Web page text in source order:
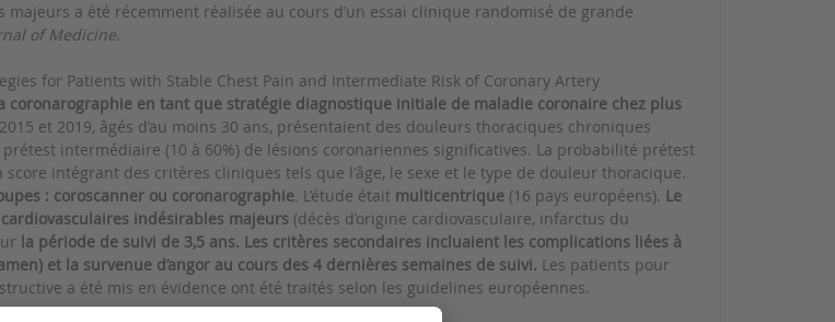
a été récemment réalisée au cours d’un essai clinique randomisé de grande
of Medicine.
for Patients with Stable Chest Pain and Intermediate Risk of Coronary Artery
coronarographie en tant que stratégie diagnostique initiale de maladie coronaire chez plus
et 2019, âgés d’au moins 30 ans, présentaient des douleurs thoraciques chroniques
intermédiaire (10 à 60%) de lésions coronariennes significatives. La probabilité prétest
intégrant des critères cliniques tels que l'âge, le sexe et le type de douleur thoracique.
: coroscanner ou coronarographie. L’étude était multicentrique (16 pays européens). Le
indésirables majeurs (décès d’origine cardiovasculaire, infarctus du
la période de suivi de 3,5 ans. Les critères secondaires incluaient les complications liées à
et la survenue d’angor au cours des 4 dernières semaines de suivi. Les patients pour
a été mis en évidence ont été traités selon les guidelines européennes.